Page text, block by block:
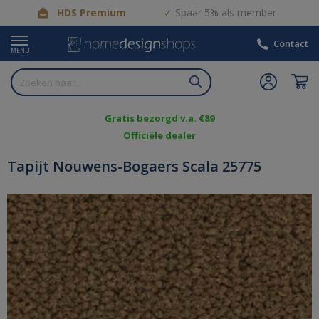
HDS Premium Spaar 5% als member
MENU
Contact
Gratis bezorgd v.a. €89
Officiële dealer
Tapijt Nouwens-Bogaers Scala 25775